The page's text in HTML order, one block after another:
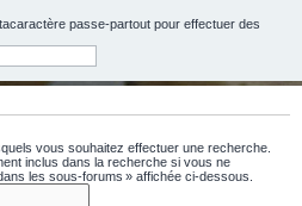
passe-partout pour effectuer des
vous souhaitez effectuer une recherche.
inclus dans la recherche si vous ne
les sous-forums » affichée ci-dessous.